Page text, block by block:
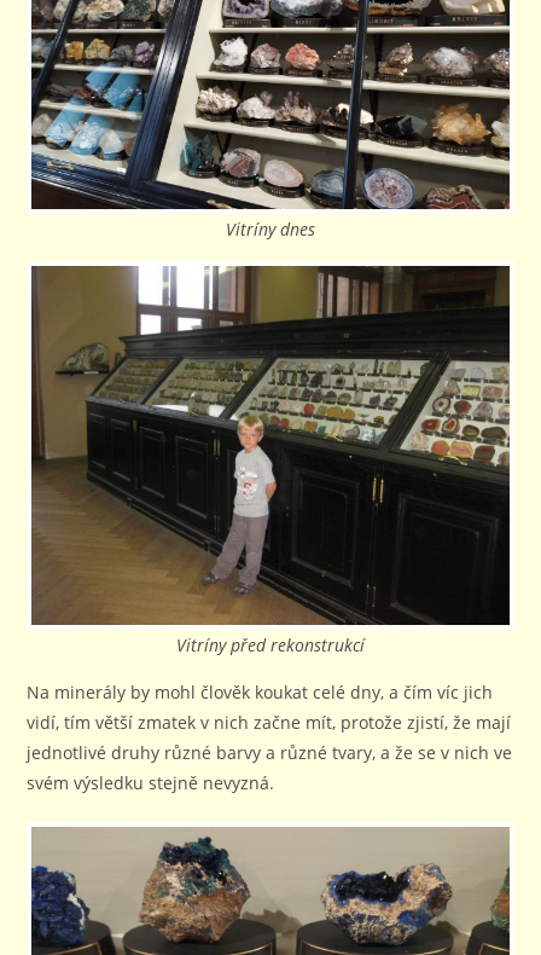
Vitríny dnes
Vitríny před rekonstrukcí
Na minerály by mohl člověk koukat celé dny, a čím víc jich
vidí, tím větší zmatek v nich začne mít, protože zjistí, že mají
jednotlivé druhy různé barvy a různé tvary, a že se v nich ve
svém výsledku stejně nevyzná.